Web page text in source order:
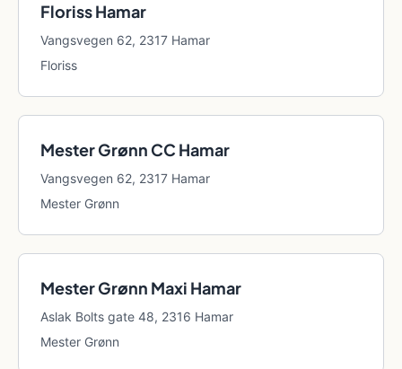
Floriss Hamar
Vangsvegen 62, 2317 Hamar
Floriss
Mester Grønn CC Hamar
Vangsvegen 62, 2317 Hamar
Mester Grønn
Mester Grønn Maxi Hamar
Aslak Bolts gate 48, 2316 Hamar
Mester Grønn